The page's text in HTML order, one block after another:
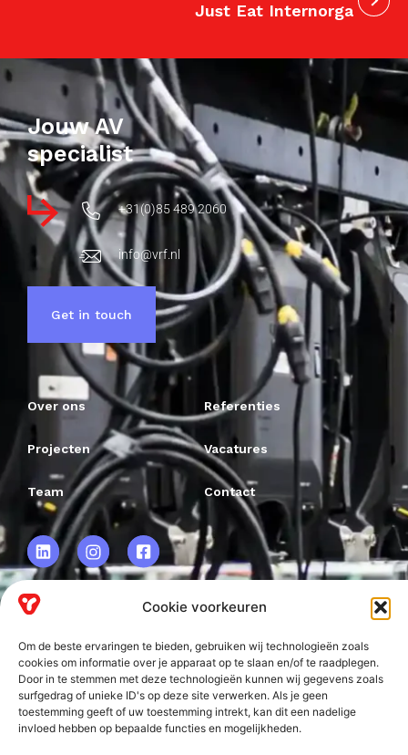
Cookie voorkeuren
Om de beste ervaringen te bieden, gebruiken wij technologieën zoals
cookies om informatie over je apparaat op te slaan en/of te raadplegen.
Door in te stemmen met deze technologieën kunnen wij gegevens zoals
surfgedrag of unieke ID's op deze site verwerken. Als je geen
toestemming geeft of uw toestemming intrekt, kan dit een nadelige
invloed hebben op bepaalde functies en mogelijkheden.
Just Eat Internorga
Jouw AV
specialist
+31(0)85 489 2060
info@vrf.nl
Get in touch
Frankweg 2
2153 PD
Nieuw-Vennep
Over ons Referenties
Projecten Vacatures
Team Contact